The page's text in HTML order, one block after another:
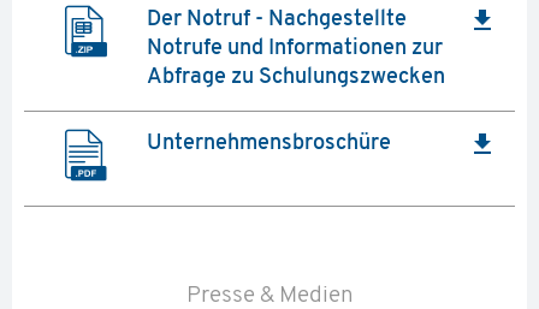
Der Notruf - Nachgestellte
Notrufe und Informationen zur
Abfrage zu Schulungszwecken
file_download
Unternehmensbroschüre file_download
Presse & Medien